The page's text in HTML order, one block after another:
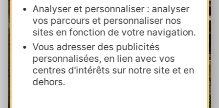
Analyser et personnaliser : analyser
vos parcours et personnaliser nos
sites en fonction de votre navigation.
Vous adresser des publicités
personnalisées, en lien avec vos
centres d'intérêts sur notre site et en
dehors.